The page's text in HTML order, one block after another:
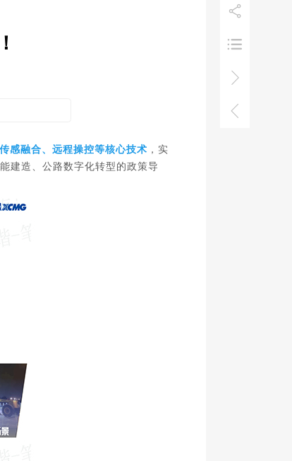




感融合、远程操控等核心技术 ，实
建造、公路数字化转型的政策导